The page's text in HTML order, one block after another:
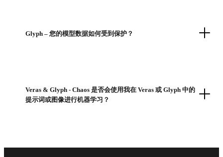
Glyph – 您的模型数据如何受到保护？
Veras & Glyph - Chaos 是否会使用我在 Veras 或 Glyph 中的
提示词或图像进行机器学习？